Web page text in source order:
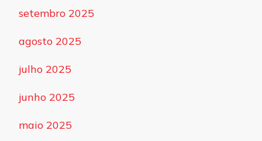
setembro 2025
agosto 2025
julho 2025
junho 2025
maio 2025